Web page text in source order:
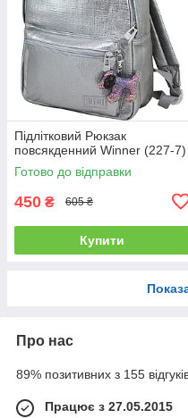
Підлітковий Рюкзак
повсякденний Winner (227-7)
Готово до відправки
450 ₴ 605 ₴
Купити
Про нас
89% позитивних з 155
Працює з 27.05.2015